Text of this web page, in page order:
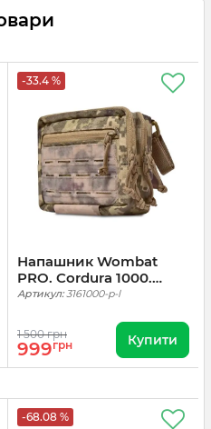
-33.4 %
Напашник Wombat
PRO. Cordura 1000.
Піксель
Артикул:3161000-p-l
1 500 грн
999грн Купити
-68.08 %